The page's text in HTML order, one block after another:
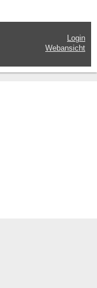
Login
Webansicht